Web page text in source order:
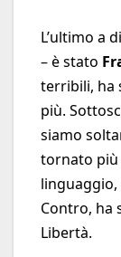
L’ultimo a
– è stato
terribili, ha
più.
siamo
tornato più
Contro, ha
Libertà.